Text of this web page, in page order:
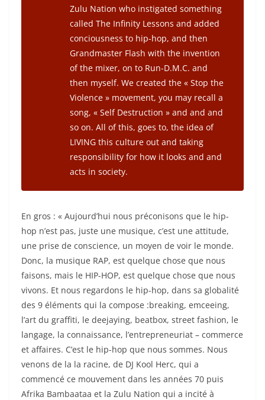
Zulu Nation who instigated something
called The Infinity Lessons and added
conciousness to hip-hop, and then
Grandmaster Flash with the invention
of the mixer, on to Run-D.M.C. and
then myself. We created the « Stop the
Violence » movement, you may recall a
song, « Self Destruction » and and and
so on. All of this, goes to, the idea of
LIVING this culture out and taking
responsibility for how it looks and and
acts in society.
En gros : « Aujourd’hui nous préconisons que le hip-
hop n’est pas, juste une musique, c’est une attitude,
une prise de conscience, un moyen de voir le monde.
Donc, la musique RAP, est quelque chose que nous
faisons, mais le HIP-HOP, est quelque chose que nous
vivons. Et nous regardons le hip-hop, dans sa globalité
des 9 éléments qui la compose :breaking, emceeing,
l’art du graffiti, le deejaying, beatbox, street fashion, le
langage, la connaissance, l’entrepreneuriat – commerce
et affaires. C’est le hip-hop que nous sommes. Nous
venons de la la racine, de DJ Kool Herc, qui a
commencé ce mouvement dans les années 70 puis
Afrika Bambaataa et la Zulu Nation qui a incité à